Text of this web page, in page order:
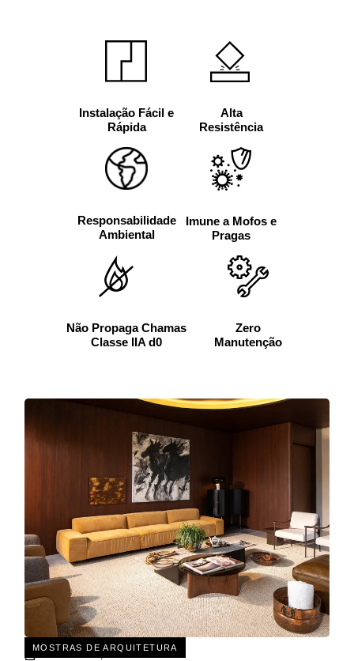
Instalação Fácil e
Rápida
Alta
Resistência
Responsabilidade
Ambiental
Imune a Mofos e
Pragas
Não Propaga Chamas
Classe IIA d0
Zero
Manutenção
MOSTRAS DE ARQUITETURA
31 DE JULHO, 2026